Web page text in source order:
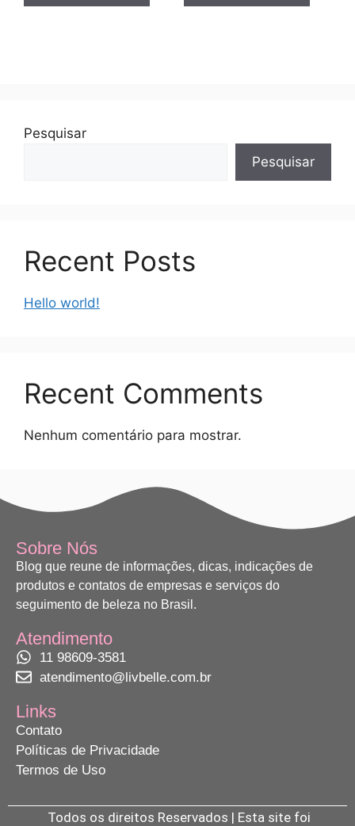
Pesquisar
Pesquisar
Recent Posts
Hello world!
Recent Comments
Nenhum comentário para mostrar.
Sobre Nós
Blog que reune de informações, dicas, indicações de
produtos e contatos de empresas e serviços do
seguimento de beleza no Brasil.
Atendimento
11 98609-3581
atendimento@livbelle.com.br
Links
Contato
Políticas de Privacidade
Termos de Uso
Todos os direitos Reservados | Esta site foi